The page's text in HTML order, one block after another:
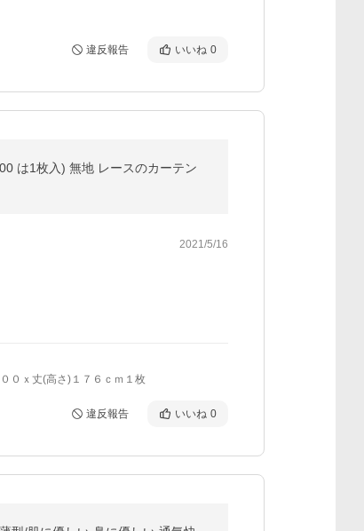
違反報告 いいね 0
は1枚入) 無地 レースのカーテン
2021/5/16
０ｘ丈(高さ)１７６ｃｍ１枚
違反報告 いいね 0